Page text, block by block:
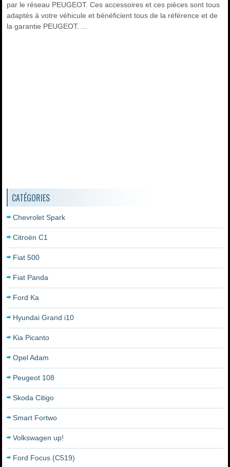
par le réseau PEUGEOT. Ces accessoires et ces pièces sont tous
adaptés à votre véhicule et bénéficient tous de la référence et de
la garantie PEUGEOT. ...
CATÉGORIES
Chevrolet Spark
Citroën C1
Fiat 500
Fiat Panda
Ford Ka
Hyundai Grand i10
Kia Picanto
Opel Adam
Peugeot 108
Skoda Citigo
Smart Fortwo
Volkswagen up!
Ford Focus (C519)